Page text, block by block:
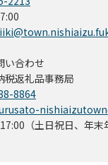
合わせ
税返礼品事務局
8864
（土日祝日、年